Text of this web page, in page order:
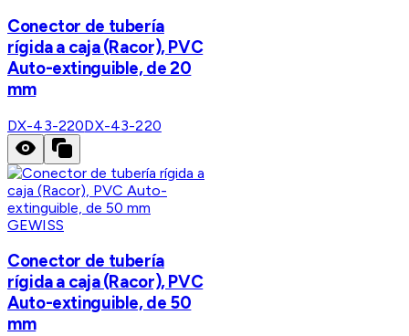
Conector de tubería
rígida a caja (Racor), PVC
Auto-extinguible, de 20
mm
DX-43-220DX-43-220
GEWISS
Conector de tubería
rígida a caja (Racor), PVC
Auto-extinguible, de 50
mm